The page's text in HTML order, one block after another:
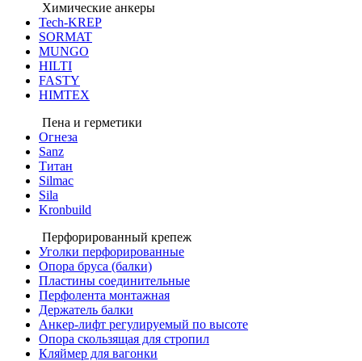
Химические анкеры
Tech-KREP
SORMAT
MUNGO
HILTI
FASTY
HIMTEX
Пена и герметики
Огнеза
Sanz
Титан
Silmac
Sila
Kronbuild
Перфорированный крепеж
Уголки перфорированные
Опора бруса (балки)
Пластины соединительные
Перфолента монтажная
Держатель балки
Анкер-лифт регулируемый по высоте
Опора скользящая для стропил
Кляймер для вагонки